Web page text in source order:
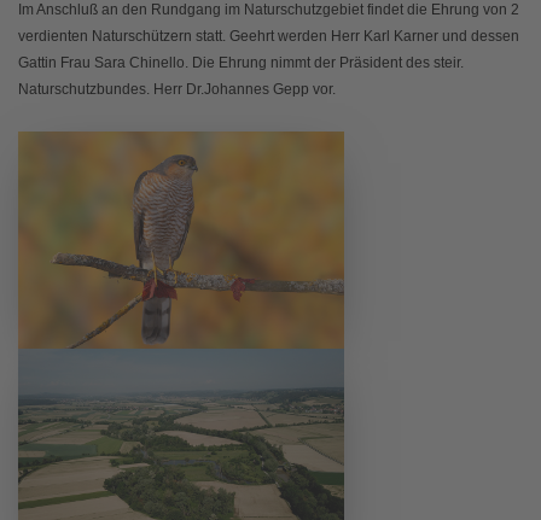
Im Anschluß an den Rundgang im Naturschutzgebiet findet die Ehrung von 2
verdienten Naturschützern statt. Geehrt werden Herr Karl Karner und dessen
Gattin Frau Sara Chinello. Die Ehrung nimmt der Präsident des steir.
Naturschutzbundes. Herr Dr.Johannes Gepp vor.